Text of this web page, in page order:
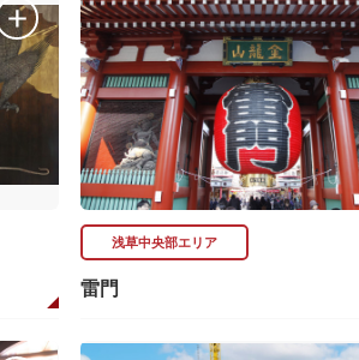
浅草中央部エリア
雷門